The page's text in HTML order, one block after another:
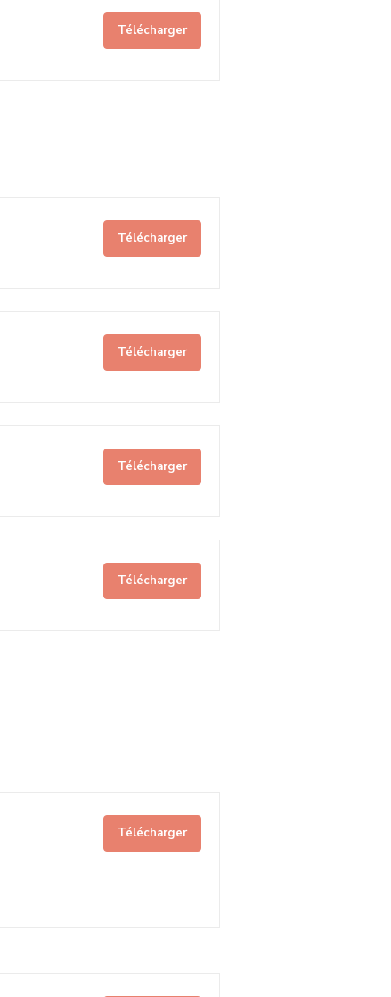
Télécharger
Télécharger
Télécharger
Télécharger
Télécharger
Télécharger